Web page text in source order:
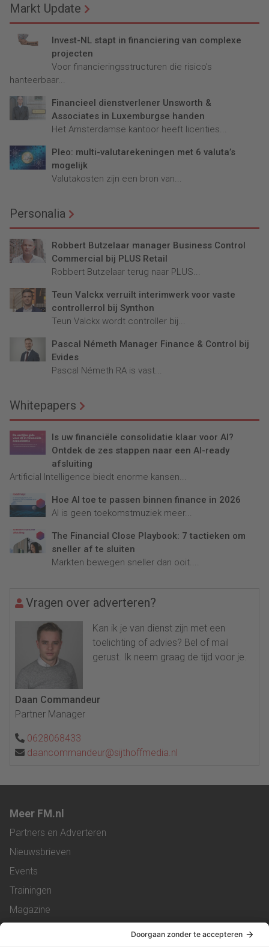
Markt Update
Invest-NL stapt in financiering van complexe
projecten
Voor financieringsstructuren die risico’s
hanteerbaar...
Financieel dienstverlener Unsworth &
Associates in Luxemburgse handen
Het Amsterdamse kantoor heeft licenties...
Pleo: multi-valutarekeningen met 6 valuta’s
mogelijk
Valutakosten zijn een bron van...
Personalia
Robbert Butzelaar manager Business Control
Commercial bij PLUS Retail
Robbert Butzelaar terug naar PLUS...
Teun Valckx verruilt interimwerk voor vaste
controllerrol bij Synthon
Teun Valckx wordt controller bij...
Pascal Németh Manager Finance & Control bij
Evides
Pascal Németh RA is vast...
Whitepapers
Is uw financiële consolidatie klaar voor AI?
Ontdek de zes stappen naar een AI-ready
afsluiting
Artificial Intelligence biedt enorme kansen...
Hoe AI toe te passen binnen finance in 2026
AI is geen toekomstmuziek meer...
The Financial Close Playbook: 7 tactieken om
sneller af te sluiten
Markten bewegen sneller dan ooit....
Vragen over adverteren?
Kan ik je van dienst zijn met een
toelichting of advies? Bel of mail
gerust. Ik neem graag de tijd voor je.
Daan Commandeur
Partner Manager
0628068433
daancommandeur@sijthoffmedia.nl
Meer FM.nl
Partners en Adverteren
Nieuwsbrieven
Events
Trainingen
Magazine